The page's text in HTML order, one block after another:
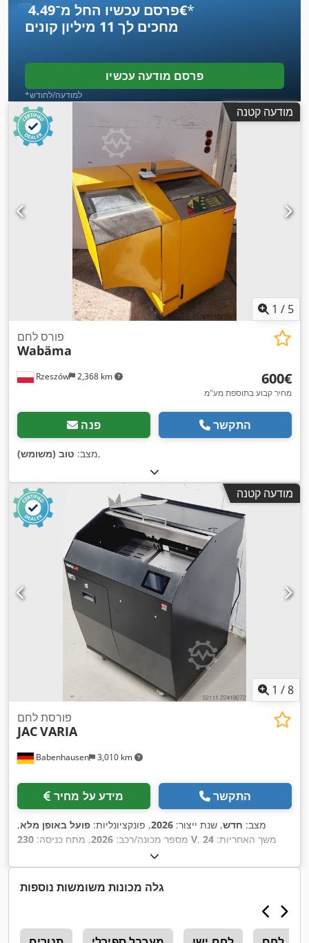
פרסם עכשיו החל מ־‏4.49 ‏€*
מחכים לך 11 מיליון קונים
פרסם מודעה עכשיו
*למודעה/לחודש
מודעה קטנה
1 / 5
Rzeszów 2,368 km
פורס לחם
Wabäma
‏600 ‏€
מחיר קבוע בתוספת מע"מ
פנה התקשר
מצב: טוב (משומש) ,
מודעה קטנה
1 /8
Babenhausen 3,010 km
פורסת לחם
JACVARIA
מידע על מחיר התקשר
מצב: חדש, שנת ייצור: 2026, פונקציונליות: פועל באופן מלא,
מספר מכונה/רכב: 2026, מתח כניסה: 230 V , משך האחריות: 24
מזגן
מתח בקרה:24 V , הספק נומינלי:1 קילוואט (1.36 כ"ס)
, תדירות
, דרישת גובה:1,061 מ"מ , דרישת שטח אורך:746
גלה מכונות משומשות נוספות